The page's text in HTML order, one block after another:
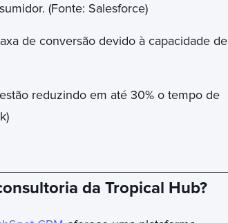
(Fonte: Salesforce)
de conversão devido à capacidade de
reduzindo em até 30% o tempo de
da Tropical Hub?